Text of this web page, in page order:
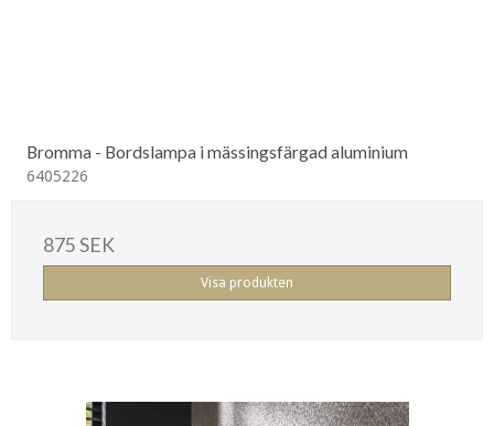
Bromma - Bordslampa i mässingsfärgad aluminium
6405226
875 SEK
Visa produkten